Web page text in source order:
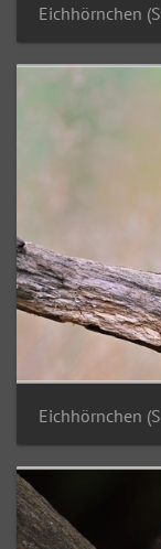
Eichhörnchen
Eichhörnchen